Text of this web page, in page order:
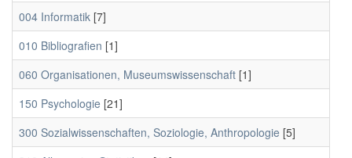
004 Informatik [7]
010 Bibliografien [1]
060 Organisationen, Museumswissenschaft [1]
150 Psychologie [21]
300 Sozialwissenschaften, Soziologie, Anthropologie [5]